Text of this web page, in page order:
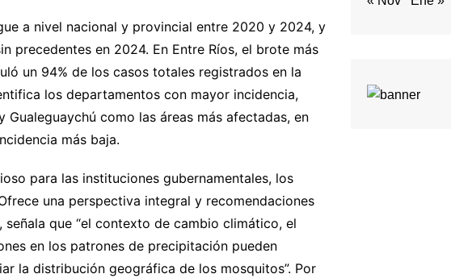
a nivel nacional y provincial entre 2020 y 2024, y
precedentes en 2024. En Entre Ríos, el brote más
un 94% de los casos totales registrados en la
los departamentos con mayor incidencia,
como las áreas más afectadas, en
más baja.
para las instituciones gubernamentales, los
una perspectiva integral y recomendaciones
que “el contexto de cambio climático, el
en los patrones de precipitación pueden
la distribución geográfica de los mosquitos”. Por